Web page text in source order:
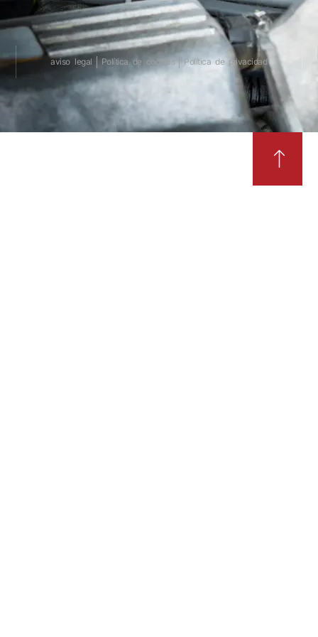
aviso legal Política de cookies Política de privacidad